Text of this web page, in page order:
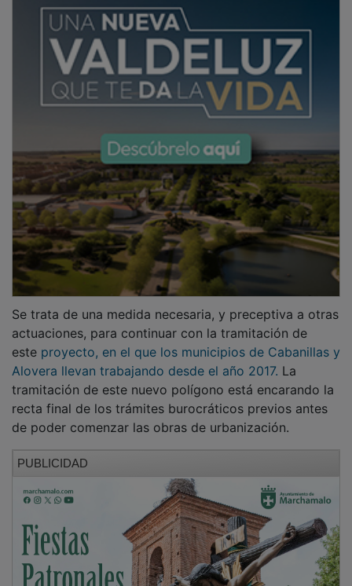
actuaciones, para continuar con la tramitación de
esteproyecto, en el que los municipios de Cabanillas y
Alovera llevan trabajando desde el año 2017.La
tramitación de este nuevo polígono está encarando la
recta final de los trámites burocráticos previos antes
de poder comenzar las obras de urbanización.